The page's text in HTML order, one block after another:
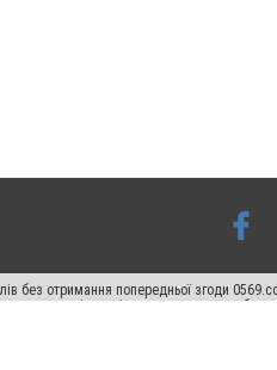
без отримання попередньої згоди
на цитовані статті не нижче другого